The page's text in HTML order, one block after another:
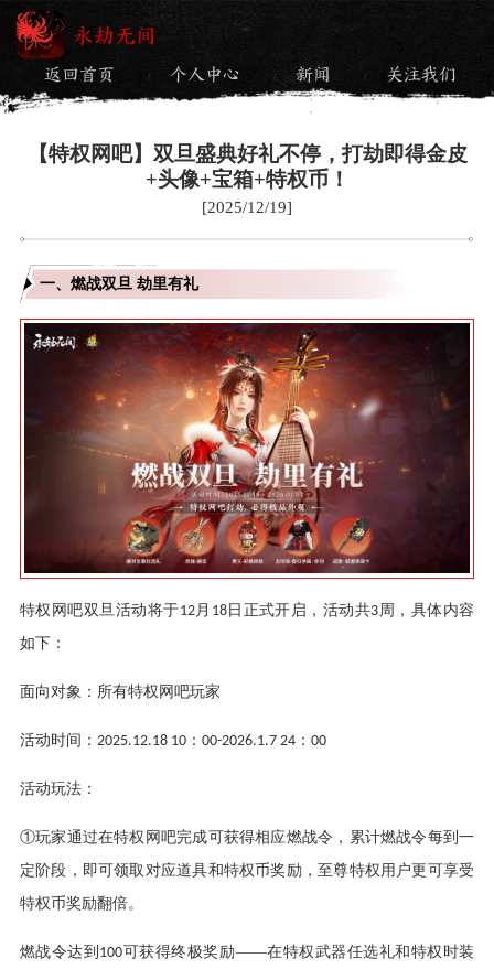
永劫无间
返回首页 / 个人中心 / 新闻 / 关注我们
【特权网吧】双旦盛典好礼不停，打劫即得金皮
+头像+宝箱+特权币！
[2025/12/19]
一、燃战双旦 劫里有礼
特权网吧双旦活动将于12月 18日正式开启，活动共3 周，具体内容
如下：
面向对象：所有特权网吧玩家
活动时间： 2025.12.18 10： 00-2026.1.7 24： 00
活动玩法：
①玩家通过在特权网吧完成可获得相应燃战令，累计燃战令每到一
定阶段，即可领取对应道具和特权币奖励，至尊特权用户更可享受
特权币奖励翻倍。
燃战令达到 100可获得终极奖励——在特权武器任选礼和特权时装